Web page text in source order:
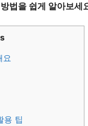
법을 쉽게 알아보세
요
용 팁